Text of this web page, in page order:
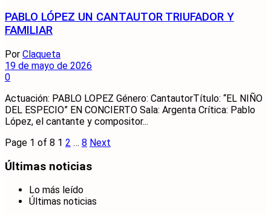
PABLO LÓPEZ UN CANTAUTOR TRIUFADOR Y
FAMILIAR
Por Claqueta
19 de mayo de 2026
0
Actuación: PABLO LOPEZ Género: CantautorTítulo: “EL NIÑO
DEL ESPECIO” EN CONCIERTO Sala: Argenta Crítica: Pablo
López, el cantante y compositor...
Page 1 of 8 1 2 … 8 Next
Últimas noticias
Lo más leído
Últimas noticias